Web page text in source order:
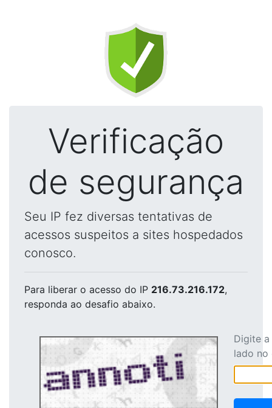
Verificação
de segurança
Seu IP fez diversas tentativas de
acessos suspeitos a sites hospedados
conosco.
Para liberar o acesso do IP 216.73.216.172,
responda ao desafio abaixo.
Digite
lado no